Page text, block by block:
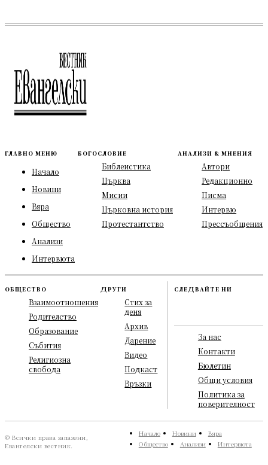
ГЛАВНО МЕНЮ
Начало
Новини
Вяра
Общество
Анализи
Интервюта
БОГОСЛОВИЕ
Библеистика
Църква
Мисии
Църковна история
Протестантство
АНАЛИЗИ & МНЕНИЯ
Автори
Редакционно
Писма
Интервю
Прессъобщения
ОБЩЕСТВО
Взаимоотношения
Родителство
Образование
Събития
Религиозна
свобода
ДРУГИ
Стих за
деня
Архив
Дарение
Видео
Подкаст
Връзки
СЛЕДВАЙТЕ НИ
За нас
Контакти
Бюлетин
Общи условия
Политика за
поверителност
© Всички права запазени,
Евангелски вестник.
Начало Новини
Вяра
Общество
Анализи Интервюта